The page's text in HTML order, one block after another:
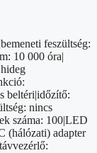
feszültség:
10 000 óra|
beltéri|időzítő:
nincs
száma: 100|LED
(hálózati) adapter